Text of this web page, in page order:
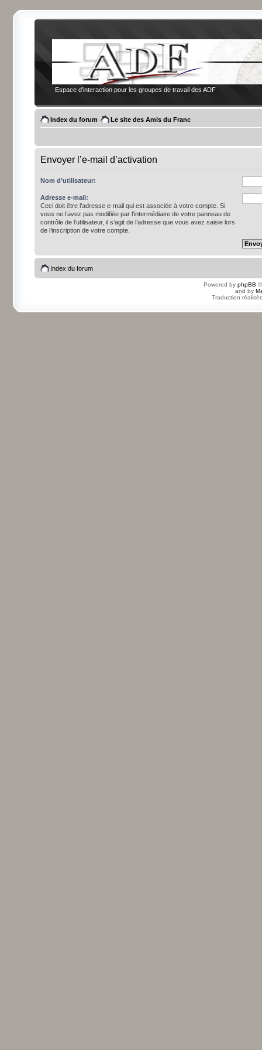
Espace d'interaction pour les groupes de travail des ADF
Index du forum Le site des Amis du Franc
Envoyer l’e-mail d’activation
Nom d’utilisateur:
Adresse e-mail:
Ceci doit être l’adresse e-mail qui est associée à votre compte. Si
vous ne l’avez pas modifiée par l’intermédiaire de votre panneau de
contrôle de l’utilisateur, il s’agit de l’adresse que vous avez saisie lors
de l’inscription de votre compte.
Index du forum
Powered by phpBB
and by
Traduction